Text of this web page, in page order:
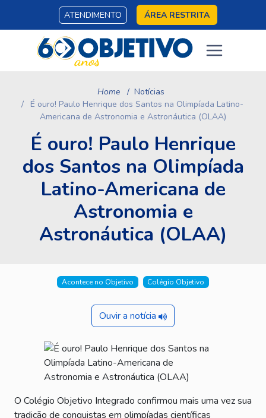
ATENDIMENTO ÁREA RESTRITA
Home
Notícias
É ouro! Paulo Henrique dos Santos na Olimpíada Latino-
Americana de Astronomia e Astronáutica (OLAA)
É ouro! Paulo Henrique
dos Santos na Olimpíada
Latino-Americana de
Astronomia e
Astronáutica (OLAA)
Acontece no Objetivo Colégio Objetivo
Ouvir a notícia
O Colégio Objetivo Integrado confirmou mais uma vez sua
tradição de conquistas em olimpíadas científicas